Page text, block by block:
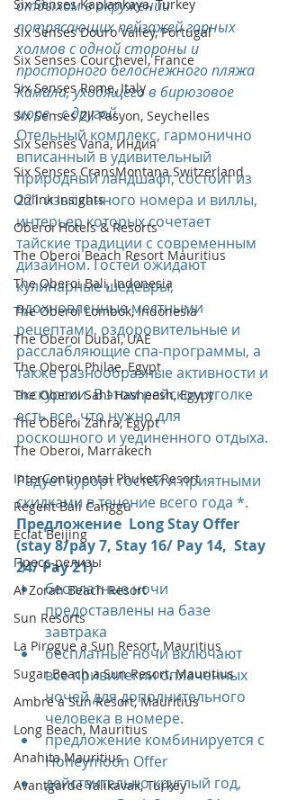
Six Senses Kaplankaya, Turkey
Six Senses Douro Valley, Portugal
Six Senses Courchevel, France
Six Senses Rome, Italy
Six Senses Zil Pasyon, Seychelles
Six Senses Vana, Индия
Six Senses CransMontana Switzerland
Onlink Insights
Oberoi Hotels & Resorts
The Oberoi Beach Resort Mauritius
The Oberoi Bali, Indonesia
The Oberoi Lombok, Indonesia
The Oberoi Dubai, UAE
The Oberoi Philae, Egypt
The Oberoi Sahl Hasheesh, Egypt
The Oberoi Zahra, Egypt
The Oberoi, Marrakech
InterContinental Phuket Resort
Regent Bali Canggu
Eclat Beijing
Пресс-релизы
Al Zorah Beach Resort
Sun Resorts
La Pirogue a Sun Resort, Mauritius
Sugar Beach a Sun Resort, Mauritius
Ambre a Sun Resort, Mauritius
Long Beach, Mauritius
Anahita Mauritius
Avantgarde Yalıkavak, Turkey
отдыхом в окружении
потрясающих пейзажей горных
холмов с одной стороны и
просторного белоснежного пляжа
Камала, уходящего в бирюзовое
море - с другой.
Отельный комплекс, гармонично
вписанный в удивительный
природный ландшафт, состоит из
221 изысканного номера и виллы,
интерьер которых сочетает
тайские традиции с современным
дизайном. Гостей ожидают
кулинарные шедевры,
вдохновленные местными
рецептами, оздоровительные и
расслабляющие спа-программы, а
также разнообразные активности и
экскурсии. В этом райском уголке
есть все, что нужно для
роскошного и уединенного отдыха.
Радует курорт гостей и приятными
скидками в течение всего года *.
Предложение  Long Stay Offer
(stay 8/pay 7, Stay 16/ Pay 14,  Stay
24/ Pay 21)
бесплатные ночи
предоставлены на базе
завтрака
бесплатные ночи включают
все привилегии оплаченных
ночей для дополнительного
человека в номере.
предложение комбинируется с
Honeymoon Offer
действительно круглый год,